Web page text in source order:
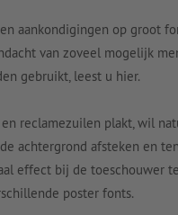
aankondigingen op groot
van zoveel mogelijk
gebruikt, leest u hier.
reclamezuilen plakt, wil
achtergrond afsteken en
effect bij de toeschouwer
poster fonts.